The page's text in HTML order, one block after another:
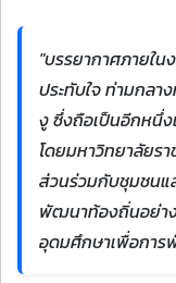
"บรรยากาศภายใน
ประทับใจ ท่ามกล
งู ซึ่งถือเป็นอีกหนึ่
โดยมหาวิทยาลัยร
ส่วนร่วมกับชุมชนแ
พัฒนาท้องถิ่นอย่า
อุดมศึกษาเพื่อกา